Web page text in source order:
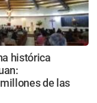
histórica
de las